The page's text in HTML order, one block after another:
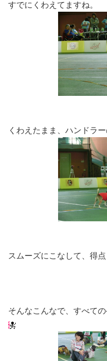
すでにくわえてますね。
くわえたまま、ハンドラ
スムーズにこなして、得点
そんなこんなで、すべて